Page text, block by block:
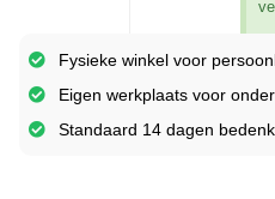
Fysieke winkel voor
Eigen werkplaats voor
Standaard 14 dagen